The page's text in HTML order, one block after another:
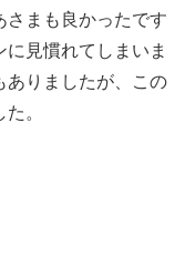
さまも良かったです
見慣れてしまいま
ありましたが、この
。